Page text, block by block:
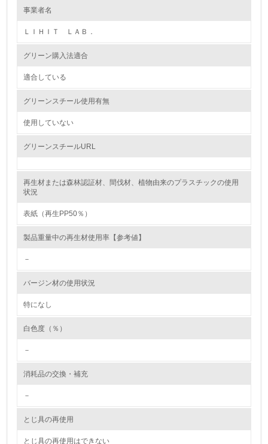
レベル2
環境取り組み体制と成果を定期的に検証して次の活動に活
境対策を理解し、実践している
環境活動に関する規格やプログラムを導入している
2.環境への取り組み
事業者名
ＬＩＨＩＴ ＬＡＢ．
グリーン購入法適合
適合している
グリーンスチール使用有無
使用していない
グリーンスチールURL
再生材または森林認証材、間伐材、植物由来のプラスチックの使用
状況
表紙（再生PP50％）
製品重量中の再生材使用率【参考値】
－
バージン材の使用状況
特になし
白色度（％）
－
消耗品の交換・補充
－
とじ具の再使用
とじ具の再使用はできない